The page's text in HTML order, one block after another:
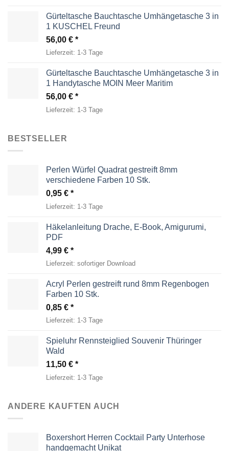
Gürteltasche Bauchtasche Umhängetasche 3 in
1 KUSCHEL Freund
56,00 €
Lieferzeit: 1-3 Tage
Gürteltasche Bauchtasche Umhängetasche 3 in
1 Handytasche MOIN Meer Maritim
56,00 €
Lieferzeit: 1-3 Tage
BESTSELLER
Perlen Würfel Quadrat gestreift 8mm
verschiedene Farben 10 Stk.
0,95 €
Lieferzeit: 1-3 Tage
Häkelanleitung Drache, E-Book, Amigurumi,
PDF
4,99 €
Lieferzeit: sofortiger Download
Acryl Perlen gestreift rund 8mm Regenbogen
Farben 10 Stk.
0,85 €
Lieferzeit: 1-3 Tage
Spieluhr Rennsteiglied Souvenir Thüringer
Wald
11,50 €
Lieferzeit: 1-3 Tage
ANDERE KAUFTEN AUCH
Boxershort Herren Cocktail Party Unterhose
handgemacht Unikat